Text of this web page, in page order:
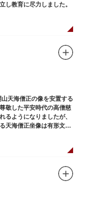
し教育に尽力しました。
天海僧正の像を安置する
敬した平安時代の高僧慈
るようになりましたが、
天海僧正坐像は有形文化